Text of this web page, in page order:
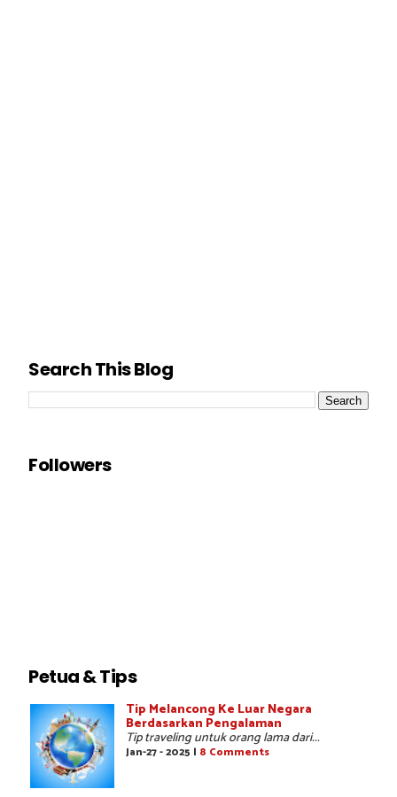
Search This Blog
Followers
Petua & Tips
Tip Melancong Ke Luar Negara
Berdasarkan Pengalaman
Tip traveling untuk orang lama dari...
Jan-27 - 2025 | 8 Comments